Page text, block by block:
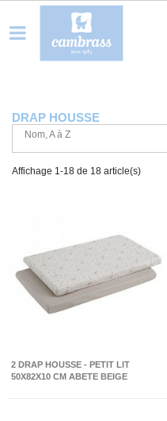
DRAP HOUSSE
Nom, A à Z
Affichage 1-18 de 18 article(s)
2 DRAP HOUSSE - PETIT LIT
50X82X10 CM ABETE BEIGE